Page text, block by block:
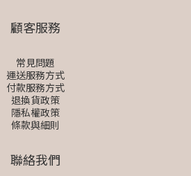
顧客服務
常見問題
運送服務方式
付款服務方式
退換貨政策
隱私權政策
條款與細則
聯絡我們